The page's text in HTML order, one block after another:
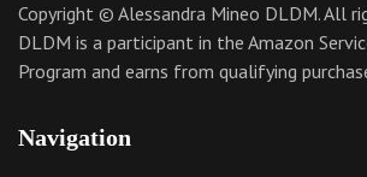
Copyright © Alessandra Mineo DLDM. All
DLDM is a participant in the Amazon
Program and earns from qualifying
Navigation